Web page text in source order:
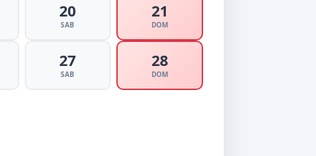
20
SAB
21
DOM
27
SAB
28
DOM